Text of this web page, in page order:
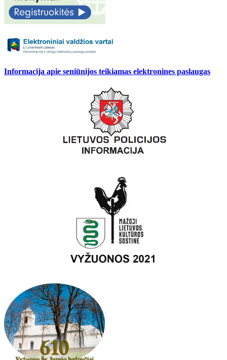
Informacija apie seniūnijos teikiamas elektronines paslaugas